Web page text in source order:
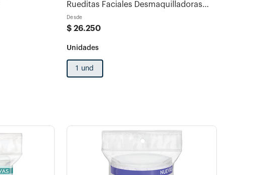
Rueditas Faciales Desmaquilladoras
Original x 60u
Desde
$ 26.250
1 und